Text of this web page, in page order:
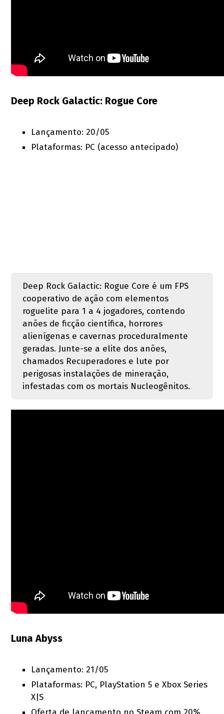
Deep Rock Galactic: Rogue Core
Lançamento: 20/05
Plataformas: PC (acesso antecipado)
Deep Rock Galactic: Rogue Core é um FPS
cooperativo de ação com elementos
roguelite para 1 a 4 jogadores, contendo
anões de ficção científica, horrores
alienígenas e cavernas proceduralmente
geradas. Junte-se a elite dos anões,
chamados Recuperadores e lute por
perigosas instalações de mineração,
infestadas com os mortais Nucleogênitos.
Luna Abyss
Lançamento: 21/05
Plataformas: PC, PlayStation 5 e Xbox Series
X|S